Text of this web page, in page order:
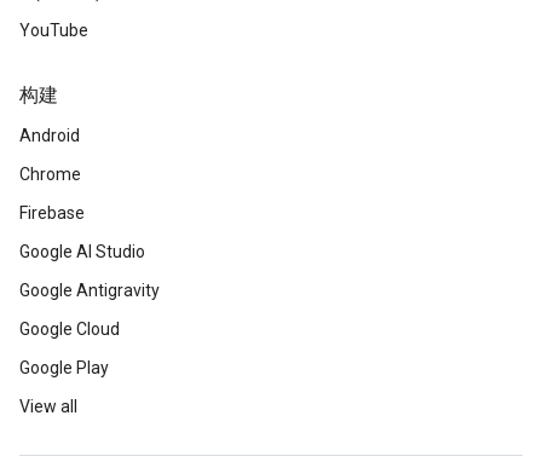
YouTube
构建
Android
Chrome
Firebase
Google AI Studio
Google Antigravity
Google Cloud
Google Play
View all